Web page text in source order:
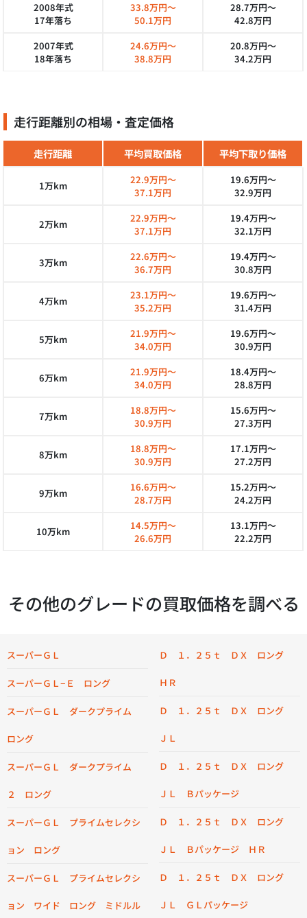
2008年式
17年落ち
33.8万円～
50.1万円
28.7万円～
42.8万円
2007年式
18年落ち
24.6万円～
38.8万円
20.8万円～
34.2万円
走行距離別の相場・査定価格
走行距離 平均買取価格 平均下取り価格
1万km
22.9万円～
37.1万円
19.6万円～
32.9万円
2万km
22.9万円～
37.1万円
19.4万円～
32.1万円
3万km
22.6万円～
36.7万円
19.4万円～
30.8万円
4万km
23.1万円～
35.2万円
19.6万円～
31.4万円
5万km
21.9万円～
34.0万円
19.6万円～
30.9万円
6万km
21.9万円～
34.0万円
18.4万円～
28.8万円
7万km
18.8万円～
30.9万円
15.6万円～
27.3万円
8万km
18.8万円～
30.9万円
17.1万円～
27.2万円
9万km
16.6万円～
28.7万円
15.2万円～
24.2万円
10万km
14.5万円～
26.6万円
13.1万円～
22.2万円
その他のグレードの買取価格を調べる
スーパーＧＬ
スーパーＧＬ−Ｅ ロング
スーパーＧＬ ダークプライム
ロング
スーパーＧＬ ダークプライム
２ ロング
スーパーＧＬ プライムセレクシ
ョン ロング
スーパーＧＬ プライムセレクシ
ョン ワイド ロング ミドルル
Ｄ １．２５ｔ ＤＸ ロング
ＨＲ
Ｄ １．２５ｔ ＤＸ ロング
ＪＬ
Ｄ １．２５ｔ ＤＸ ロング
ＪＬ Ｂパッケージ
Ｄ １．２５ｔ ＤＸ ロング
ＪＬ Ｂパッケージ ＨＲ
Ｄ １．２５ｔ ＤＸ ロング
ＪＬ ＧＬパッケージ